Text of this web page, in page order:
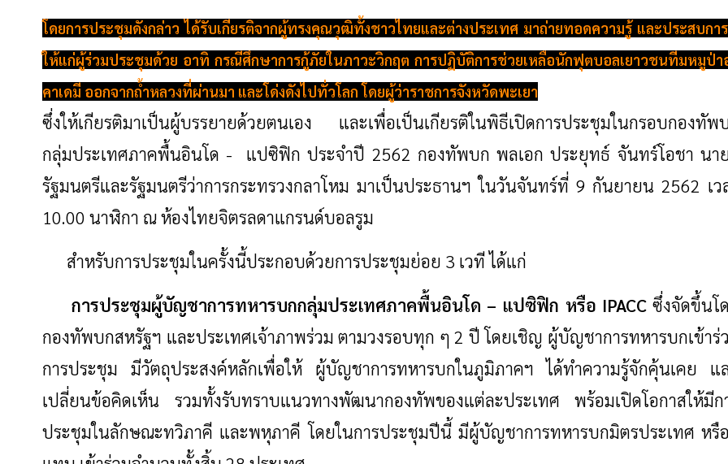
โดยการประชุมดังกล่าว ได้รับเกียรติจากผู้ทรงคุณวุฒิทั้งชาวไทยและต่างประเทศ มาถ่ายทอดความรู้ และประสบกา
ให้แก่ผู้ร่วมประชุมด้วย อาทิ กรณีศึกษาการกู้ภัยในภาวะวิกฤต การปฏิบัติการช่วยเหลือนักฟุตบอลเยาวชนทีมหมูป่า
คาเดมี ออกจากถ้ำหลวงที่ผ่านมา และโด่งดังไปทั่วโลก โดยผู้ว่าราชการจังหวัดพะเยา
ซึ่งให้เกียรติมาเป็นผู้บรรยายด้วยตนเอง และเพื่อเป็นเกียรติในพิธีเปิดการประชุมในกรอบกองทัพ
กลุ่มประเทศภาคพื้นอินโด - แปซิฟิก ประจำปี 2562 กองทัพบกพลเอก ประยุทธ์ จันทร์โอชา นา
รัฐมนตรีและรัฐมนตรีว่าการกระทรวงกลาโหม มาเป็นประธานฯ ในวันจันทร์ที่ 9 กันยายน 2562 เว
10.00 นาฬิกา ณ ห้องไทยจิตรลดาแกรนด์บอลรูม
สำหรับการประชุมในครั้งนี้ประกอบด้วยการประชุมย่อย 3 เวที ได้แก่
การประชุมผู้บัญชาการทหารบกกลุ่มประเทศภาคพื้นอินโด – แปซิฟิก หรือ IPACCซึ่งจัดขึ้นโ
กองทัพบกสหรัฐฯ และประเทศเจ้าภาพร่วม ตามวงรอบทุก ๆ 2 ปี โดยเชิญ ผู้บัญชาการทหารบกเข้าร่
การประชุม มีวัตถุประสงค์หลักเพื่อให้ ผู้บัญชาการทหารบกในภูมิภาคฯ ได้ทำความรู้จักคุ้นเคย แ
เปลี่ยนข้อคิดเห็น รวมทั้งรับทราบแนวทางพัฒนากองทัพของแต่ละประเทศ พร้อมเปิดโอกาสให้มีก
ประชุมในลักษณะทวิภาคี และพหุภาคี โดยในการประชุมปีนี้ มีผู้บัญชาการทหารบกมิตรประเทศ หรื